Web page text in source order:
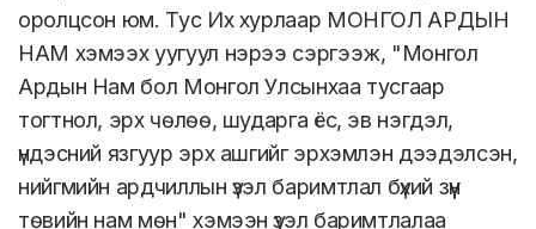
оролцсон юм. Тус Их хурлаар МОНГОЛ АРДЫН
НАМ хэмээх уугуул нэрээ сэргээж, "Монгол
Ардын Нам бол Монгол Улсынхаа тусгаар
тогтнол, эрх чөлөө, шударга ёс, эв нэгдэл,
үндэсний язгуур эрх ашгийг эрхэмлэн дээдэлсэн,
нийгмийн ардчиллын үзэл баримтлал бүхий зүүн
төвийн нам мөн" хэмээн үзэл баримтлалаа